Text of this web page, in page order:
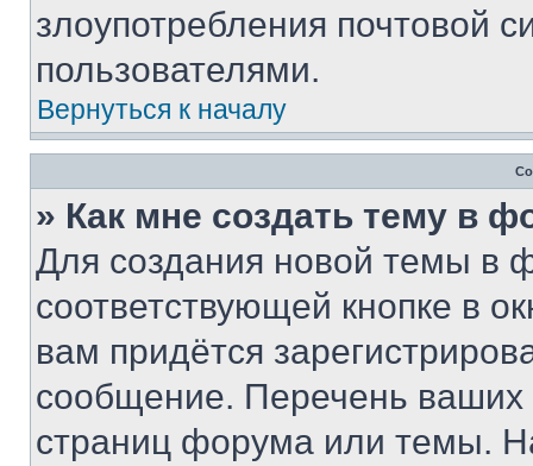
злоупотребления почтовой
пользователями.
Вернуться к началу
» Как мне создать тему в
Для создания новой темы в
соответствующей кнопке в
вам придётся
сообщение. Перечень ваших
страниц форума или темы.